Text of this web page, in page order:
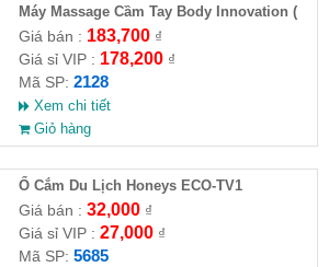
Máy Massage Cầm Tay Body Innovation (
HĐ )
Giá bán : 183,700₫
Giá sỉ VIP : 178,200₫
Mã SP: 2128
Xem chi tiết
Giỏ hàng
Ổ Cắm Du Lịch Honeys ECO-TV1
Giá bán : 32,000₫
Giá sỉ VIP : 27,000₫
Mã SP: 5685